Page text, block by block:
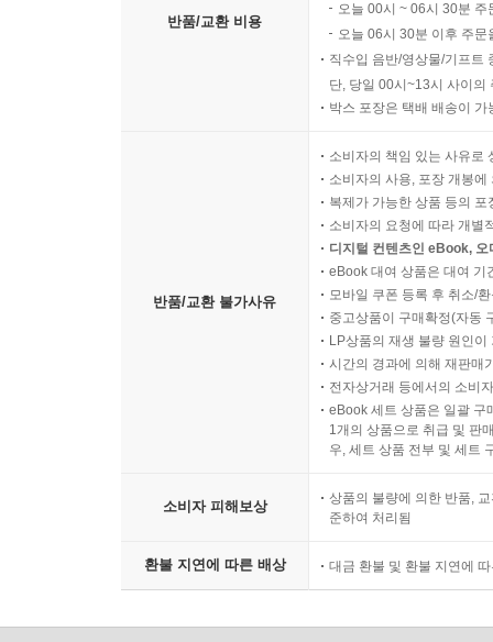
반품/교환 비용
오늘 00시 ~ 06시 30분
오늘 06시 30분 이후 주
직수입 음반/영상물/기프트
단, 당일 00시~13시 사이의
박스 포장은 택배 배송이
반품/교환 불가사유
소비자의 책임 있는 사유로
소비자의 사용, 포장 개봉
복제가 가능한 상품 등의
소비자의 요청에 따라 개별
디지털 컨텐츠인 eBook,
eBook 대여 상품은 대여 기
모바일 쿠폰 등록 후 취소/
중고상품이 구매확정(자동
LP상품의 재생 불량 원인
시간의 경과에 의해 재판매
전자상거래 등에서의 소비
eBook 세트 상품은 일괄 구
1개의 상품으로 취급 및 판
우, 세트 상품 전부 및 세트
소비자 피해보상
상품의 불량에 의한 반품,
준하여 처리됨
환불 지연에 따른 배상 대금 환불 및 환불 지연에